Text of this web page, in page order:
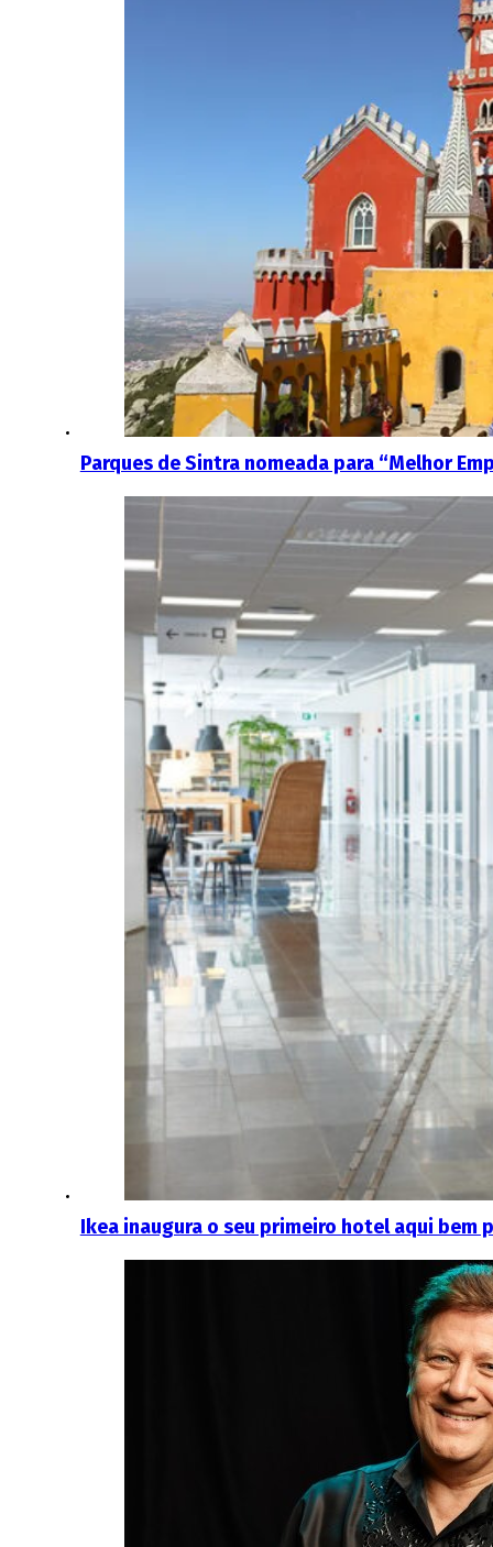
Parques de Sintra nomeada para “Melhor
Ikea inaugura o seu primeiro hotel aqui bem